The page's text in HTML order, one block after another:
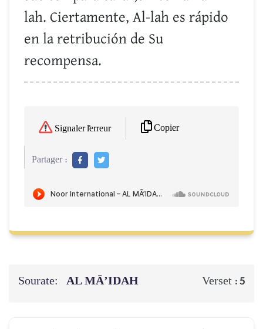
lah. Ciertamente, Al-lah es rápido
en la retribución de Su
recompensa.
Signaler l'erreur Copier
Partager :
Sourate: AL MĀ’IDAH Verset :5